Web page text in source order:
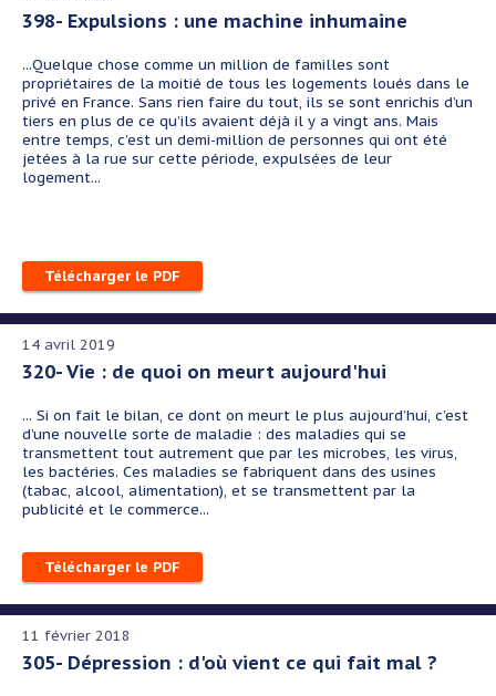
398- Expulsions : une machine inhumaine
...Quelque chose comme un million de familles sont
propriétaires de la moitié de tous les logements loués dans le
privé en France. Sans rien faire du tout, ils se sont enrichis d’un
tiers en plus de ce qu’ils avaient déjà il y a vingt ans. Mais
entre temps, c’est un demi-million de personnes qui ont été
jetées à la rue sur cette période, expulsées de leur
logement...
Télécharger le PDF
14 avril 2019
320- Vie : de quoi on meurt aujourd'hui
... Si on fait le bilan, ce dont on meurt le plus aujourd’hui, c’est
d’une nouvelle sorte de maladie : des maladies qui se
transmettent tout autrement que par les microbes, les virus,
les bactéries. Ces maladies se fabriquent dans des usines
(tabac, alcool, alimentation), et se transmettent par la
publicité et le commerce...
Télécharger le PDF
11 février 2018
305- Dépression : d'où vient ce qui fait mal ?